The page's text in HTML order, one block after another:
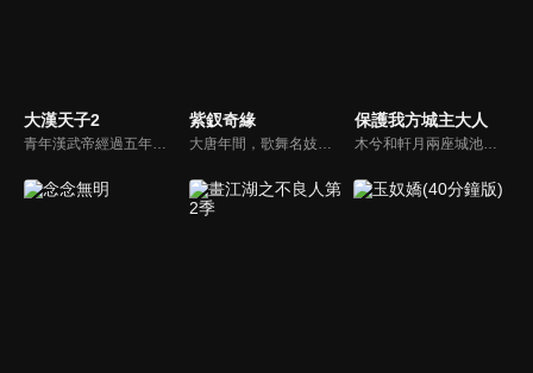
大漢天子2
青年漢武帝經過五年執政，平息後宮勢力、抗拒外患入侵、粉碎政變陰謀，坐穩了皇帝寶座，正是開展雄才大略之時。能臣汲黯受到賞識，並引薦另一位奇才主父偃，漢武帝視其張固再世，委以重任。國力強盛使漢武帝屢屢北伐外族，只是規模巨大的戰爭使漢室逐漸捉襟見肘，諸侯勢力蠢蠢欲動。
紫釵奇緣
大唐年間，歌舞名妓霍小玉、風流俠客納蘭東、書香才子李益和巾幗紅顏盧靖瀾為首的風騷人物，彼此錯綜複雜的命運與感情糾葛。一場指腹為婚的誤會，造成浪漫卻無果的錯點鴛鴦，他們在階級差異與強權壓迫中勇於追求真愛，在宮廷權謀與世俗現實的拉扯中身不由己地被推向命運的叉路...
保護我方城主大人
木兮和軒月兩座城池世代交惡，試圖吞併彼此。木兮城老城主只得一女葉昭南。老城主便秘密隱藏了女兒的性別，從小命昭南女扮男裝，即便繼承了城主，也始終以男兒身示人。一次意外，葉昭南墜崖，陰差陽錯，遇到了軒月城城主柳軒冥，從此開啟了一段奇妙的命運。